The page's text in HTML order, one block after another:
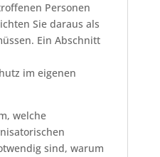
Personen
Sie daraus als
Ein Abschnitt
im eigenen
welche
sind, warum